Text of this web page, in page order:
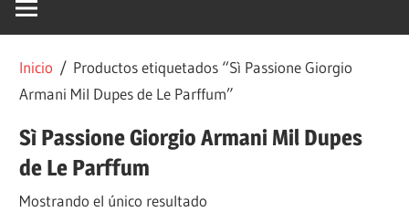
Inicio / Productos etiquetados “Sì Passione Giorgio
Armani Mil Dupes de Le Parffum”
Sì Passione Giorgio Armani Mil Dupes
de Le Parffum
Mostrando el único resultado